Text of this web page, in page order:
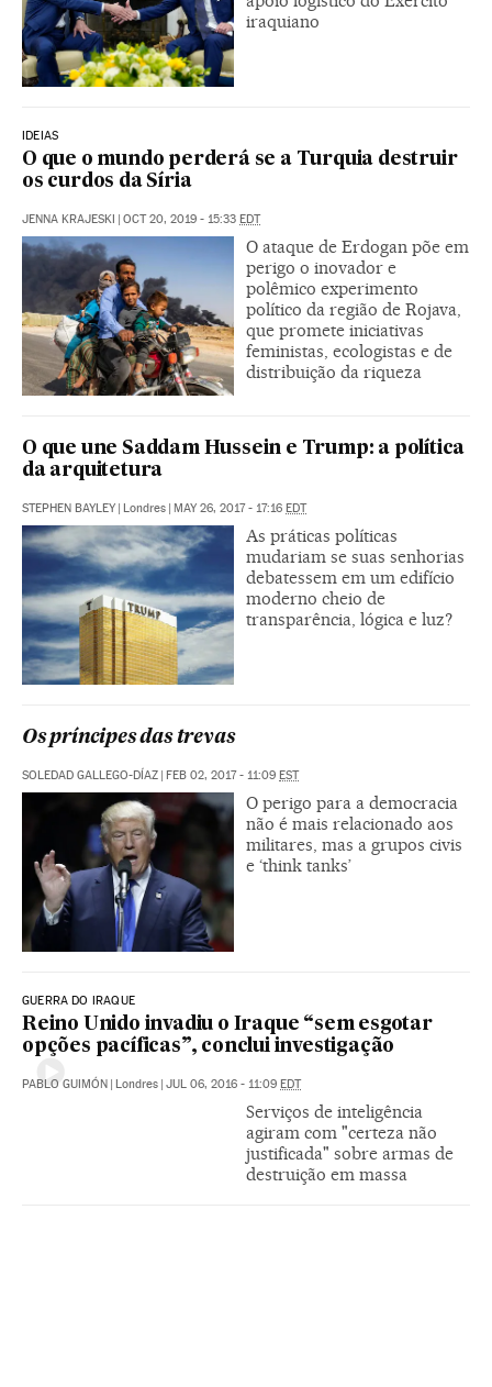
iraquiano
IDEIAS
O que o mundo perderá se a Turquia destruir
os curdos da Síria
JENNA KRAJESKI OCT 20, 2019 - 15:33 EDT
O ataque de Erdogan põe em
perigo o inovador e
polêmico experimento
político da região de Rojava,
que promete iniciativas
feministas, ecologistas e de
distribuição da riqueza
O que une Saddam Hussein e Trump: a política
da arquitetura
STEPHEN BAYLEY Londres MAY 26, 2017 - 17:16 EDT
As práticas políticas
mudariam se suas senhorias
debatessem em um edifício
moderno cheio de
transparência, lógica e luz?
Os príncipes das trevas
SOLEDAD GALLEGO-DÍAZ | FEB 02, 2017 - 11:09 EST
O perigo para a democracia
não é mais relacionado aos
militares, mas a grupos civis
e ‘think tanks’
GUERRA DO IRAQUE
Reino Unido invadiu o Iraque “sem esgotar
opções pacíficas”, conclui investigação
PABLO GUIMÓN | Londres | JUL 06, 2016 - 11:09 EDT
Serviços de inteligência
agiram com "certeza não
justificada" sobre armas de
destruição em massa